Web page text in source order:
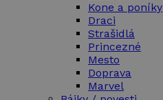
Kone a poníky
Draci
Strašidlá
Princezné
Mesto
Doprava
Marvel